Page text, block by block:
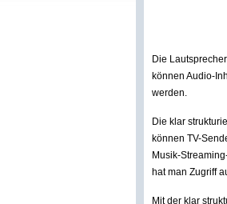
Die
können Audio-
werden.
Die klar
können TV-
Musik-
hat man Zugriff
Mit der klar